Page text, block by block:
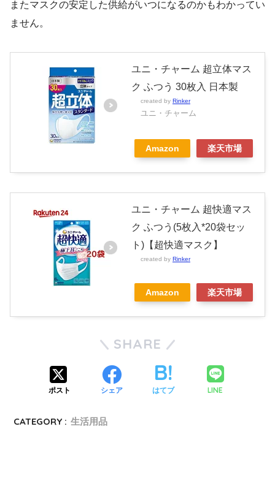
またマスクの安定した供給がいつになるのかもわかってい
ません。
ユニ・チャーム 超立体マス
ク ふつう 30枚入 日本製
created by Rinker
ユニ・チャーム
Amazon 楽天市場
ユニ・チャーム 超快適マス
ク ふつう(5枚入*20袋セッ
ト)【超快適マスク】
created by Rinker
Amazon 楽天市場
SHARE
ポスト シェア はてブ LINE
CATEGORY : 生活用品